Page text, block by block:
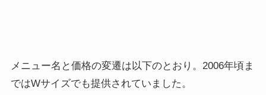
メニュー名と価格の変遷は以下のとおり。2006年頃ま
ではWサイズでも提供されていました。